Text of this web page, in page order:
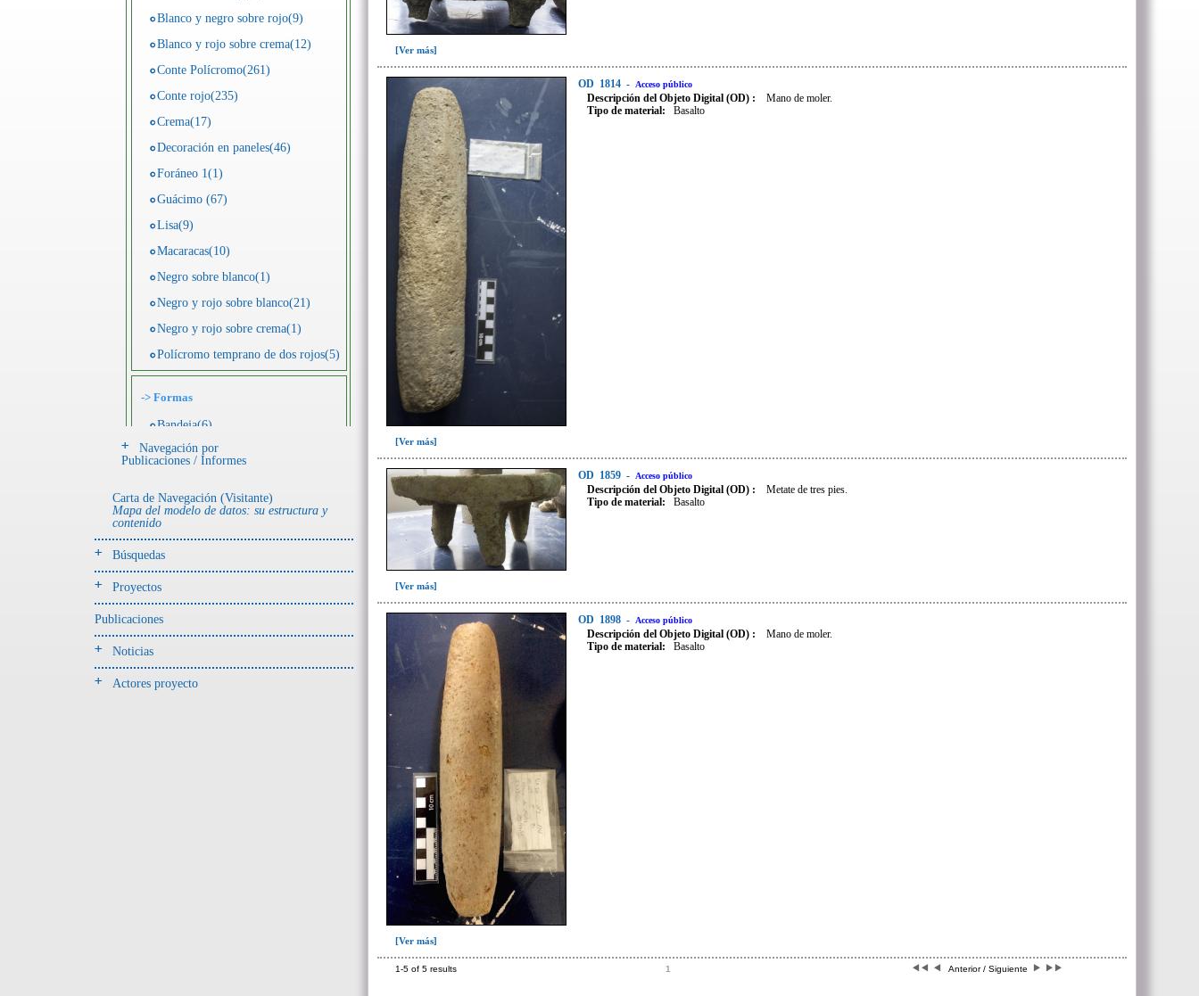
Blanco y negro sobre rojo(9)
Blanco y rojo sobre crema(12)
Conte Polícromo(261)
Conte rojo(235)
Crema(17)
Decoración en paneles(46)
Foráneo 1(1)
Guácimo (67)
Lisa(9)
Macaracas(10)
Negro sobre blanco(1)
Negro y rojo sobre blanco(21)
Negro y rojo sobre crema(1)
Polícromo temprano de dos rojos(5)
-> Formas
Bandeja(6)
Botella(4)
Efigie antropomorfa(24)
Efigie híbrida(2)
Efigie zoomorfa(56)
Jarra(340)
Mamaderas(1)
Molde(1)
Navegación por
Publicaciones / Informes
Carta de Navegación (Visitante)
Mapa del modelo de datos: su estructura y
contenido
Búsquedas
Proyectos
Publicaciones
Noticias
Actores proyecto
[Ver más]
OD 1814 - Acceso público
Descripción del Objeto Digital (OD) :
Mano de moler.
Tipo de material:
Basalto
[Ver más]
OD 1859 - Acceso público
Descripción del Objeto Digital (OD) :
Metate de tres pies.
Tipo de material:
Basalto
[Ver más]
OD 1898 - Acceso público
Descripción del Objeto Digital (OD) :
Mano de moler.
Tipo de material:
Basalto
[Ver más]
1-5 of 5 results 1 Anterior / Siguiente